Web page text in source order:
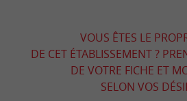
VOUS ÊTES LE
DE CET ÉTABLISSEMENT ?
DE VOTRE FICHE ET
SELON VOS